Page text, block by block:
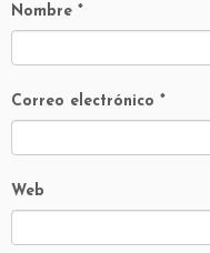
Nombre *
Correo electrónico *
Web